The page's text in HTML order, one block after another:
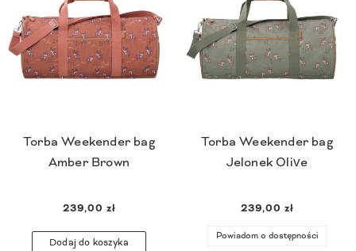
Torba Weekender bag
Amber Brown
239,00 zł
Dodaj do koszyka
Torba Weekender bag
Jelonek Olive
239,00 zł
Powiadom o dostępności